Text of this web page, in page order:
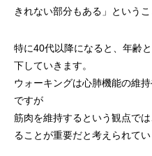
きれない部分もある」というこ
特に40代以降になると、年齢
下していきます。
ウォーキングは心肺機能の維
ですが
筋肉を維持するという観点で
ることが重要だと考えられてい